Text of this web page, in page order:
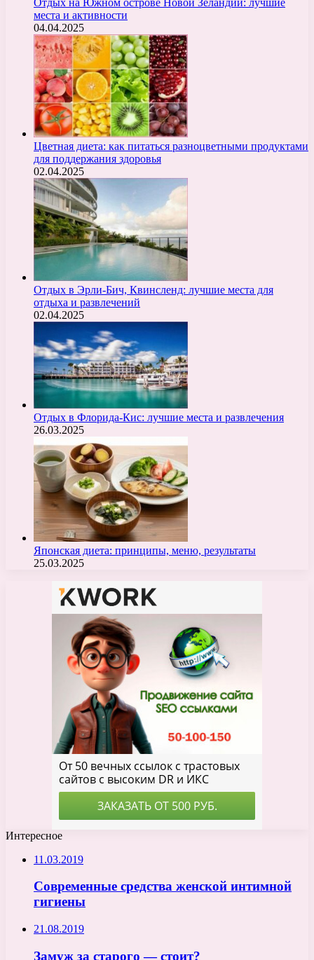
места и активности
04.04.2025
Цветная диета: как питаться разноцветными продуктами
для поддержания здоровья
02.04.2025
Отдых в Эрли-Бич, Квинсленд: лучшие места для
отдыха и развлечений
02.04.2025
Отдых в Флорида-Кис: лучшие места и развлечения
26.03.2025
Японская диета: принципы, меню, результаты
25.03.2025
Интересное
11.03.2019
Современные средства женской интимной
гигиены
21.08.2019
Замуж за старого — стоит?